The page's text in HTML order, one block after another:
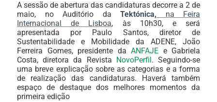
A sessão de abertura das candidaturas decorre a 2 de
maio, no Auditório da Tektónica, na Feira
Internacional de Lisboa, às 10h30, e será
apresentada por Paulo Santos, diretor de
Sustentabilidade e Mobilidade da ADENE, João
Ferreira Gomes, presidente da ANFAJE e Gabriela
Costa, diretora da Revista
NovoPerfil . Seguindo-se
uma breve explicação sobre as categorias e a forma
de realização das candidaturas. Haverá também
espaço de destaque dos melhores momentos da
primeira edição